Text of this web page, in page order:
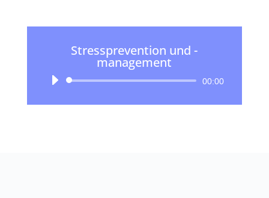
Stressprevention und -
management
Audio-
00:00